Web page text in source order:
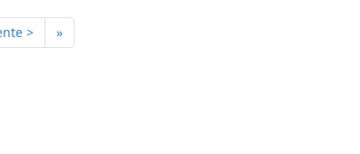
> »